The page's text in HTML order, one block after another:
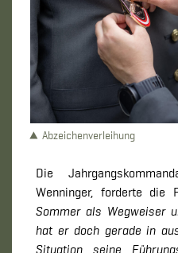
Abzeichenverleihung
Die
Wenninger, forderte die
Sommer als Wegweiser
hat er doch gerade in
Situation seine